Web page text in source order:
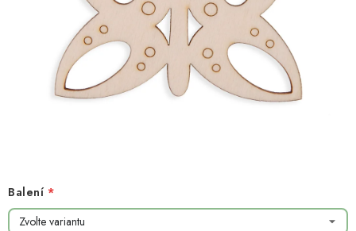
TIPY NA TVOŘENÍ
Dopravné Kontaktujte nás
O nás - kdo jsme?
Balení